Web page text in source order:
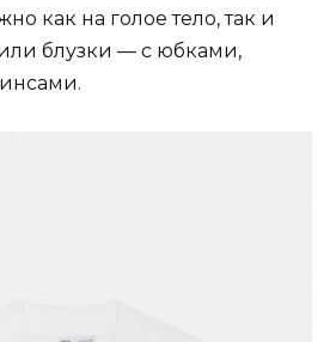
как на голое тело, так и
блузки — с юбками,